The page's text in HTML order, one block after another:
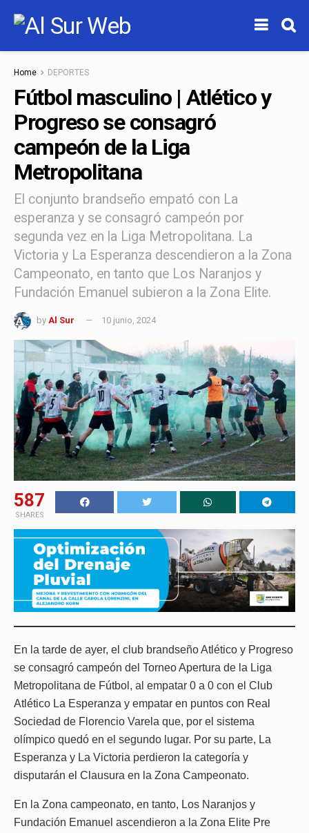
Home DEPORTES
Fútbol masculino | Atlético y
Progreso se consagró
campeón de la Liga
Metropolitana
El conjunto brandseño empató con La
esperanza y se consagró campeón por
segunda vez en la Liga Metropolitana. La
Victoria y La Esperanza descendieron a la Zona
Campeonato, en tanto que Los Naranjos y
Fundación Emanuel subieron a la Zona Elite.
by Al Sur 10 junio, 2024
587
SHARES
En la tarde de ayer, el club brandseño Atlético y Progreso
se consagró campeón del Torneo Apertura de la Liga
Metropolitana de Fútbol, al empatar 0 a 0 con el Club
Atlético La Esperanza y empatar en puntos con Real
Sociedad de Florencio Varela que, por el sistema
olímpico quedó en el segundo lugar. Por su parte, La
Esperanza y La Victoria perdieron la categoría y
disputarán el Clausura en la Zona Campeonato.
En la Zona campeonato, en tanto, Los Naranjos y
Fundación Emanuel ascendieron a la Zona Elite Pre